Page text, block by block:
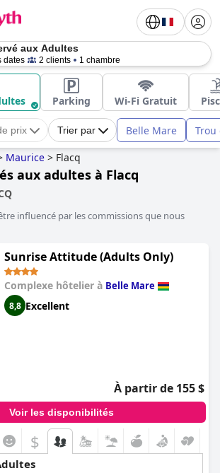
aux Adultes
dates 2 clients 1 chambre
Parking Wi-Fi Gratuit
prix Trier par Belle Mare Trou
Maurice > Flacq
aux adultes à Flacq
influencé par les commissions que nous
Sunrise Attitude (Adults Only)
Complexe hôtelier à Belle Mare
8,8 Excellent
À partir de 155 $
Voir les disponibilités
$